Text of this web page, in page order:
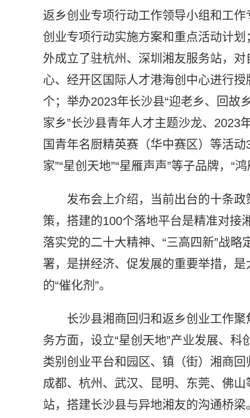
返乡创业专项行动工作领导小组和工
创业专项行动实施方案和重点活动计
外成立了驻杭州、深圳湘友服务站，
心、经开区国际人才港海创中心进行
个；举办2023年长沙县“迎老乡、回故
家乡”长沙县青年人才主题沙龙、2023
国青年名厨精英赛（华中赛区）等活
家”“星创天地”“星雁声声”等子品牌，“
发布会上介绍，当前出台的十条
策，搭建的100个落地平台是精准对接
落实党的二十大精神、“三高四新”战
署，是拼经济、促发展的重要举措，
的“催化剂”。
长沙县湘商回归和返乡创业工作
务方面，设立“星创天地”产业发展、
类别创业平台和园区、镇（街）湘商
成都、杭州、武汉、昆明、东莞、佛
站，搭建长沙县与异地湘友的沟通桥